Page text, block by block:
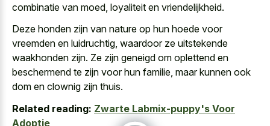
combinatie van moed, loyaliteit en vriendelijkheid.
Deze honden zijn van nature op hun hoede voor
vreemden en luidruchtig, waardoor ze uitstekende
waakhonden zijn. Ze zijn geneigd om oplettend en
beschermend te zijn voor hun familie, maar kunnen ook
dom en clownig zijn thuis.
Related reading: Zwarte Labmix-puppy's Voor
Adoptie